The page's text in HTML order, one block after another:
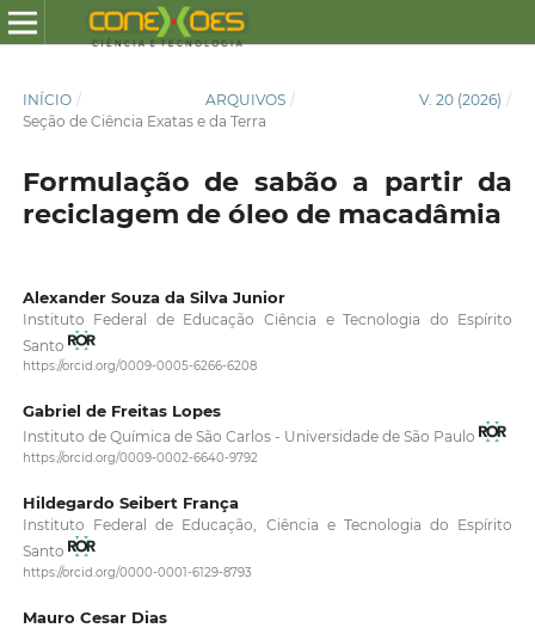
INÍCIO / ARQUIVOS / V. 20 (2026) /
Seção de Ciência Exatas e da Terra
Formulação de sabão a partir da
reciclagem de óleo de macadâmia
Alexander Souza da Silva Junior
Instituto Federal de Educação Ciência e Tecnologia do Espírito
Santo
https://orcid.org/0009-0005-6266-6208
Gabriel de Freitas Lopes
Instituto de Química de São Carlos - Universidade de São Paulo
https://orcid.org/0009-0002-6640-9792
Hildegardo Seibert França
Instituto Federal de Educação, Ciência e Tecnologia do Espírito
Santo
https://orcid.org/0000-0001-6129-8793
Mauro Cesar Dias